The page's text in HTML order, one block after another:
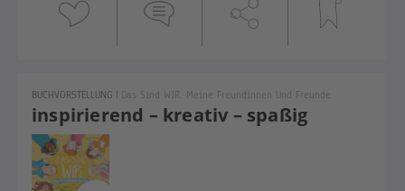
inspirierend – kreativ – spaßig
BUCHVORSTELLUNG | Das Sind WIR. Meine Freundinnen Und Freunde